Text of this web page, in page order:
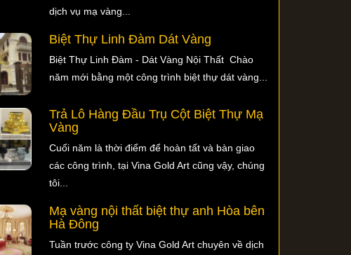
dịch vụ mạ vàng...
Biệt Thự Linh Đàm Dát Vàng
Biệt Thự Linh Đàm - Dát Vàng Nội Thất Chào
năm mới bằng một công trình biệt thự dát vàng...
Trả Lô Hàng Đầu Trụ Cột Biệt Thự Mạ
Vàng
Cuối năm là thời điểm để hoàn tất và bàn giao
các công trình, tại Vina Gold Art cũng vậy, chúng
tôi...
Mạ vàng nội thất biệt thự anh Hòa bên
Hà Đông
Tuần trước công ty Vina Gold Art chuyên về dịch